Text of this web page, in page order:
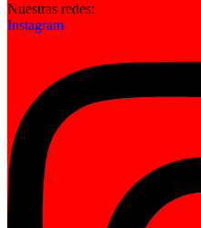
Nuestras redes:
Instagram